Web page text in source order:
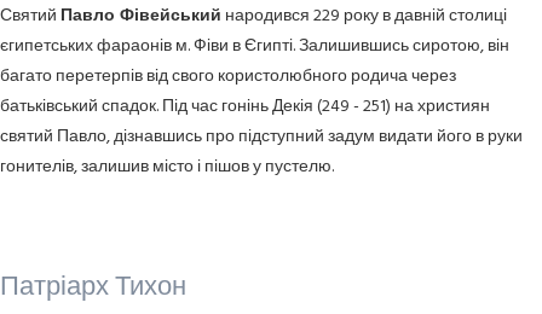
Святий Павло Фівейський народився 229 року в давній столиці
єгипетських фараонів м. Фіви в Єгипті. Залишившись сиротою, він
багато перетерпів від свого користолюбного родича через
батьківський спадок. Під час гонінь Декія (249 - 251) на християн
святий Павло, дізнавшись про підступний задум видати його в руки
гонителів, залишив місто і пішов у пустелю.
Патріарх Тихон